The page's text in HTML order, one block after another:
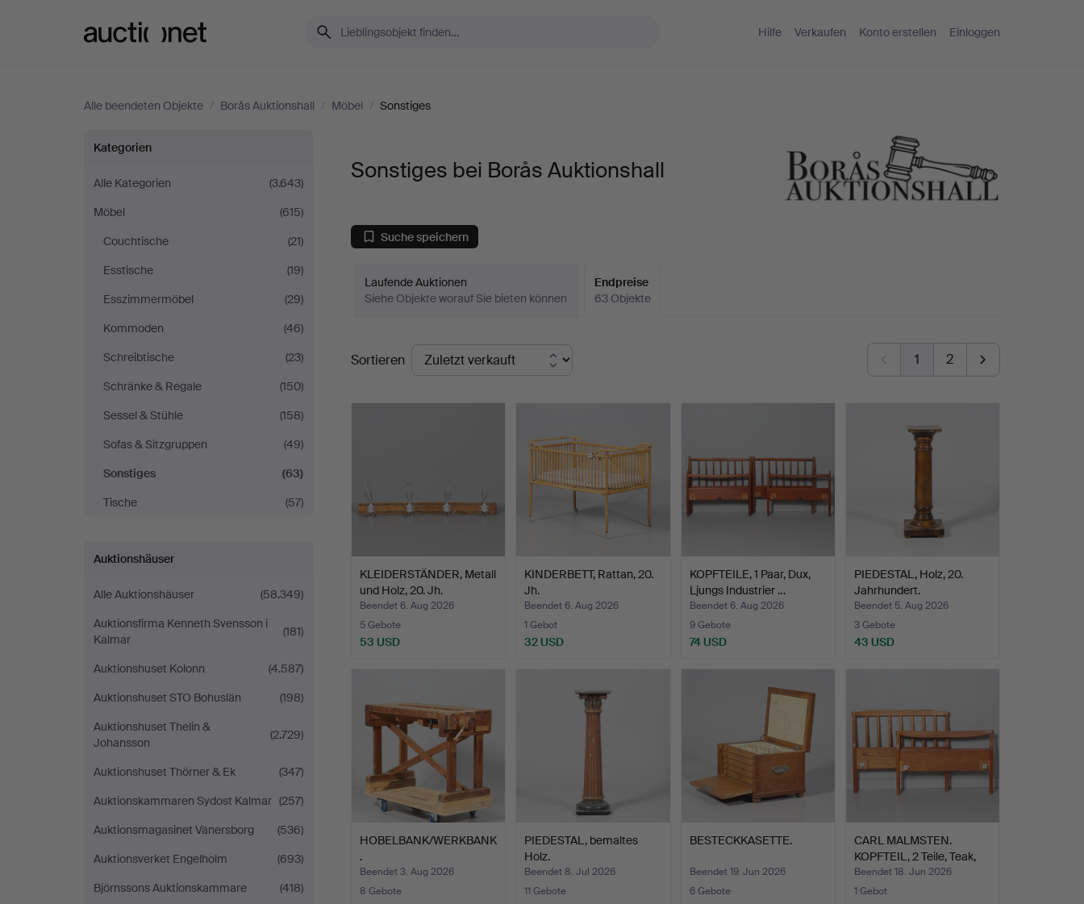
Hilfe Verkaufen Konto erstellen Einloggen
Alle beendeten Objekte / Borås Auktionshall / Möbel / Sonstiges
Sonstiges
bei
Borås
Auktionshall
Kategorien
Alle Kategorien
(3.643)
Möbel
(615)
Couchtische
(21)
Esstische
(19)
Esszimmermöbel
(29)
Kommoden
(46)
Schreibtische
(23)
Schränke & Regale
(150)
Sessel & Stühle
(158)
Sofas & Sitzgruppen
(49)
Sonstiges
(63)
Tische
(57)
Auktionshäuser
Alle Auktionshäuser
(58.349)
Auktionsfirma Kenneth Svensson i
Kalmar
(181)
Auktionshuset Kolonn
(4.587)
Auktionshuset STO Bohuslän
(198)
Auktionshuset Thelin &
Johansson
(2.729)
Auktionshuset Thörner & Ek
(347)
Auktionskammaren Sydost Kalmar (257)
Auktionsmagasinet Vänersborg
(536)
Auktionsverket Engelholm
(693)
Björnssons Auktionskammare
(418)
Sonstiges bei Borås Auktionshall
Suche speichern
Laufende Auktionen
Siehe Objekte worauf Sie bieten können
Endpreise
63 Objekte
Endpreise
Sortieren 1 2
KLEIDERSTÄNDER, Metall
und Holz, 20. Jh.
Beendet 6. Aug 2026
5 Gebote
53 USD
KINDERBETT, Rattan, 20.
Jh.
Beendet 6. Aug 2026
1 Gebot
32 USD
KOPFTEILE, 1 Paar, Dux,
Ljungs Industrier …
Beendet 6. Aug 2026
9 Gebote
74 USD
PIEDESTAL, Holz, 20.
Jahrhundert.
Beendet 5. Aug 2026
3 Gebote
43 USD
HOBELBANK/WERKBANK
.
Beendet 3. Aug 2026
8 Gebote
PIEDESTAL, bemaltes
Holz.
Beendet 8. Jul 2026
11 Gebote
BESTECKKASETTE.
Beendet 19. Jun 2026
6 Gebote
CARL MALMSTEN.
KOPFTEIL, 2 Teile, Teak,
"A…
Beendet 18. Jun 2026
1 Gebot